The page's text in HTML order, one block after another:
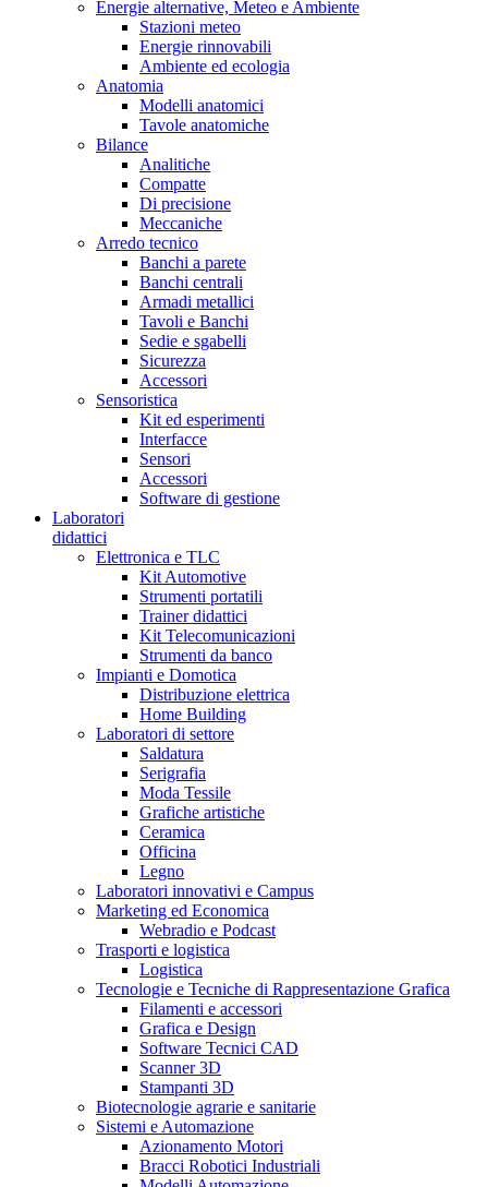
Energie alternative, Meteo e Ambiente
Stazioni meteo
Energie rinnovabili
Ambiente ed ecologia
Anatomia
Modelli anatomici
Tavole anatomiche
Bilance
Analitiche
Compatte
Di precisione
Meccaniche
Arredo tecnico
Banchi a parete
Banchi centrali
Armadi metallici
Tavoli e Banchi
Sedie e sgabelli
Sicurezza
Accessori
Sensoristica
Kit ed esperimenti
Interfacce
Sensori
Accessori
Software di gestione
Laboratori
didattici
Elettronica e TLC
Kit Automotive
Strumenti portatili
Trainer didattici
Kit Telecomunicazioni
Strumenti da banco
Impianti e Domotica
Distribuzione elettrica
Home Building
Laboratori di settore
Saldatura
Serigrafia
Moda Tessile
Grafiche artistiche
Ceramica
Officina
Legno
Laboratori innovativi e Campus
Marketing ed Economica
Webradio e Podcast
Trasporti e logistica
Logistica
Tecnologie e Tecniche di Rappresentazione Grafica
Filamenti e accessori
Grafica e Design
Software Tecnici CAD
Scanner 3D
Stampanti 3D
Biotecnologie agrarie e sanitarie
Sistemi e Automazione
Azionamento Motori
Bracci Robotici Industriali